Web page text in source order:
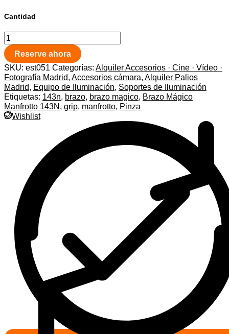
Cantidad
Reserve ahora
SKU: est051 Categorías: Alquiler Accesorios · Cine · Vídeo ·
Fotografía Madrid, Accesorios cámara, Alquiler Palios
Madrid, Equipo de Iluminación, Soportes de Iluminación
Etiquetas: 143n, brazo, brazo magico, Brazo Mágico
Manfrotto 143N , grip, manfrotto, Pinza
Wishlist